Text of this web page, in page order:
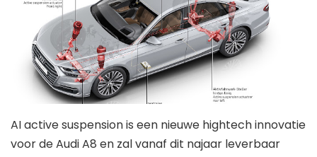
AI active suspension is een nieuwe hightech innovatie
voor de Audi A8 en zal vanaf dit najaar leverbaar